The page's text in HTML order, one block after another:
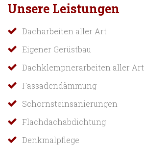
Unsere Leistungen
Dacharbeiten aller Art
Eigener Gerüstbau
Dachklempnerarbeiten aller Art
Fassadendämmung
Schornsteinsanierungen
Flachdachabdichtung
Denkmalpflege